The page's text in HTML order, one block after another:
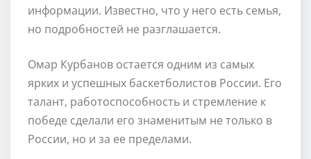
информации. Известно, что у него есть семья,
но подробностей не разглашается.
Омар Курбанов остается одним из самых
ярких и успешных баскетболистов России. Его
талант, работоспособность и стремление к
победе сделали его знаменитым не только в
России, но и за ее пределами.